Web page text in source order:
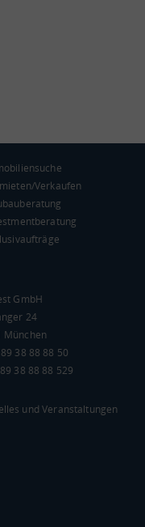
Verkaufen
GmbH
24
München
38 88 88 50
38 88 88 529
und Veranstaltungen